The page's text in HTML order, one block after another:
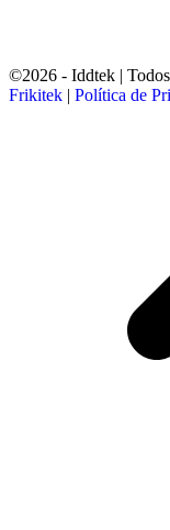
©2026 - Iddtek |
Frikitek | Política de